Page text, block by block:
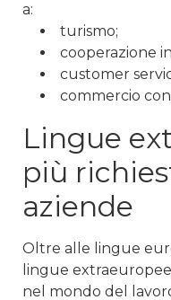
a:
turismo;
cooperazione
customer
commercio con
Lingue
più
aziende
Oltre alle lingue
lingue
nel mondo del